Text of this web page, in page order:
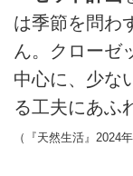
は季節を問わ
ん。クローゼ
中心に、少な
る工夫にあふ
（『天然生活』2024